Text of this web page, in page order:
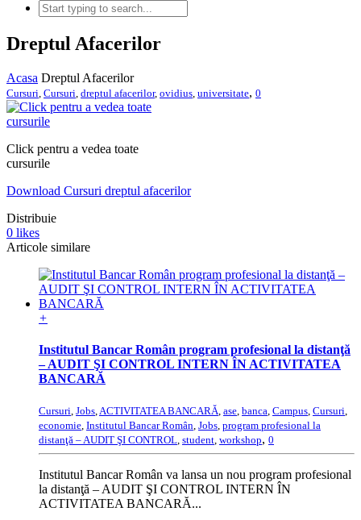
Dreptul Afacerilor
Acasa Dreptul Afacerilor
Cursuri Cursuri dreptul afacerilor, ovidius universitate, 0
Click pentru a vedea toate
cursurile
Download Cursuri dreptul afacerilor
Distribuie
0 likes
Articole similare
+
Institutul Bancar Român program profesional la distanţă
– AUDIT ŞI CONTROL INTERN ÎN ACTIVITATEA
BANCARĂ
Cursuri, Jobs,ACTIVITATEA BANCARĂ, ase, banca, Campus, Cursuri,
economie, Institutul Bancar Român, Jobs, program profesional la
distanţă – AUDIT ŞI CONTROL, student, workshop, 0
Institutul Bancar Român va lansa un nou program profesional
la distanţă – AUDIT ŞI CONTROL INTERN ÎN
ACTIVITATEA BANCARĂ...